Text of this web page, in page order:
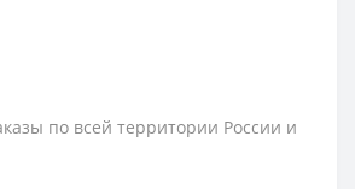
по всей территории России и